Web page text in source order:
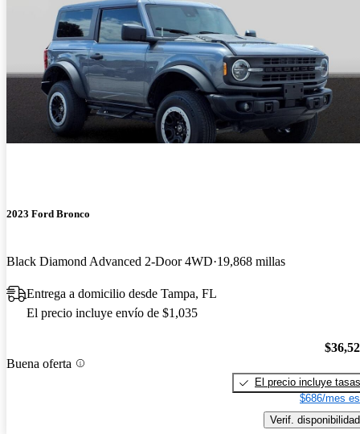
2023 Ford Bronco
Black Diamond Advanced 2-Door 4WD 19,868 millas
Entrega a domicilio desde Tampa, FL
El precio incluye envío de $1,035
Buena oferta
El precio incluye tasas
$686/mes
Verif. disponibilidad